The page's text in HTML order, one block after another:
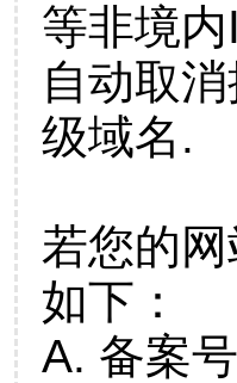
等非境
自动取
级域名.
若您的
如下：
A. 备案